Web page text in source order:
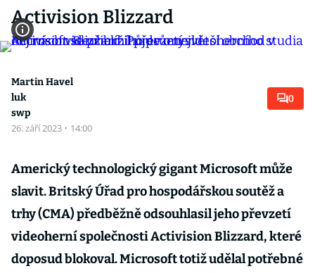
Activision Blizzard
Martin Havel
luk
swp
26. září 2023 · 14:00
0
Americký technologický gigant Microsoft může
slavit. Britský Úřad pro hospodářskou soutěž a
trhy (CMA) předběžně odsouhlasil jeho převzetí
videoherní společnosti Activision Blizzard, které
doposud blokoval. Microsoft totiž udělal potřebné